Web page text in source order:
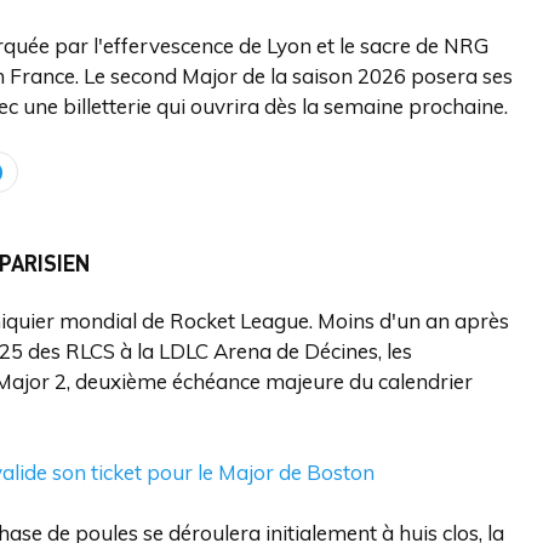
par l'effervescence de Lyon et le sacre de NRG
Le second Major de la saison 2026 posera ses
une billetterie qui ouvrira dès la semaine prochaine.
mondial de Rocket League. Moins d'un an après
des RLCS à la LDLC Arena de Décines, les
2, deuxième échéance majeure du calendrier
son ticket pour le Major de Boston
de poules se déroulera initialement à huis clos, la